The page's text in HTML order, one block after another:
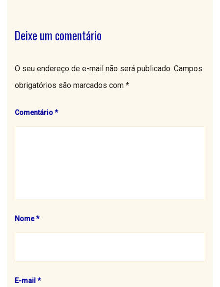
Deixe um comentário
O seu endereço de e-mail não será publicado. Campos
obrigatórios são marcados com *
Comentário*
Nome*
E-mail *